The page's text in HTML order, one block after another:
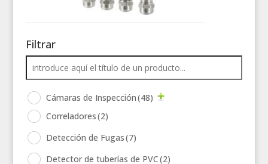
Filtrar
Cámaras de Inspección(48)
Correladores(2)
Detección de Fugas(7)
Detector de tuberías de PVC(2)